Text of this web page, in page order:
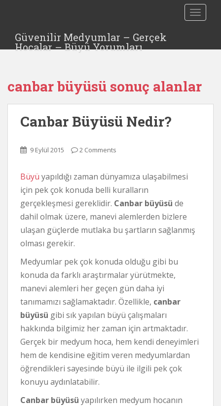
t
Güvenilir Medyumlar – Gerçek
Hocalar – Büyü Yorumları
canbar büyüsü sonuç alanlar
Canbar Büyüsü Nedir?
9 Eylül 2015 2 Comments
Büyü yapıldığı zaman dünyamıza ulaşabilmesi
için pek çok konuda belli kuralların
gerçekleşmesi gereklidir. Canbar büyüsü de
dahil olmak üzere, manevi alemlerden bizlere
ulaşan güçlerde mutlaka bu şartların sağlanmış
olması gerekir.
Medyumlar pek çok konuda olduğu gibi bu
konuda da farklı araştırmalar yürütmekte,
manevi alemleri her geçen gün daha iyi
tanımamızı sağlamaktadır. Özellikle, canbar
büyüsü gibi sık yapılan büyü çalışmaları
hakkında bilgimiz her zaman için artmaktadır.
Gerçek bir medyum hoca, hem kendi deneyimleri
hem de kendisine eğitim veren medyumlardan
öğrendikleri sayesinde büyü ile ilgili pek çok
konuyu aydınlatabilir.
Canbar büyüsü yapılırken medyum hocanın